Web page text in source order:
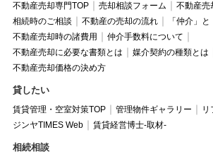
不動産売却専門TOP 売却相談フォーム
不動産売
相続時のご相談
不動産の売却の流れ
「仲介」
不動産売却時の諸費用
仲介手数料について
不動産売却に必要な書類とは
媒介契約の種類とは
不動産売却価格の決め方
貸したい
賃貸管理・空室対策TOP 管理物件ギャラリー
リ
ジンヤTIMES Web
賃貸経営博士-取材-
相続相談